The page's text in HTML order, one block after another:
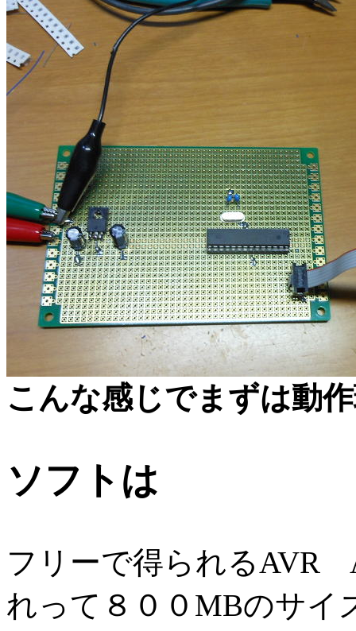
こんな感じでまずは動
ソフトは
フリーで得られるAVR
れって８００MBのサイ